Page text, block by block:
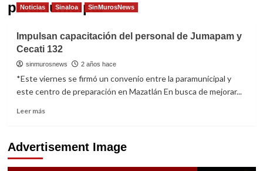
paramunicipa.
Noticias Sinaloa SinMurosNews
Impulsan capacitación del personal de Jumapam y
Cecati 132
sinmurosnews 2 años hace
*Este viernes se firmó un convenio entre la paramunicipal y
este centro de preparación en Mazatlán En busca de mejorar...
Leer másRead
Impulsan
capacitación
del
Advertisement Image